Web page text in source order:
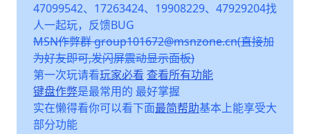
47099542、17263424、19908229、47929204找
人一起玩，反馈BUG
MSN作弊群 group101672@msnzone.cn(直接加
为好友即可,发闪屏震动显示面板)
第一次玩请看玩家必看 查看所有功能
键盘作弊是最常用的 最好掌握
实在懒得看你可以看下面最简帮助基本上能享受大
部分功能